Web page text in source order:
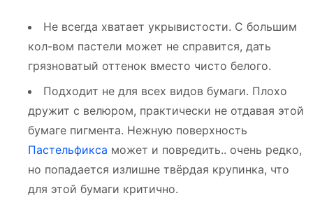
Не всегда хватает укрывистости. С большим
кол-вом пастели может не справится, дать
грязноватый оттенок вместо чисто белого.
Подходит не для всех видов бумаги. Плохо
дружит с велюром, практически не отдавая этой
бумаге пигмента. Нежную поверхность
Пастельфикса может и повредить.. очень редко,
но попадается излишне твёрдая крупинка, что
для этой бумаги критично.